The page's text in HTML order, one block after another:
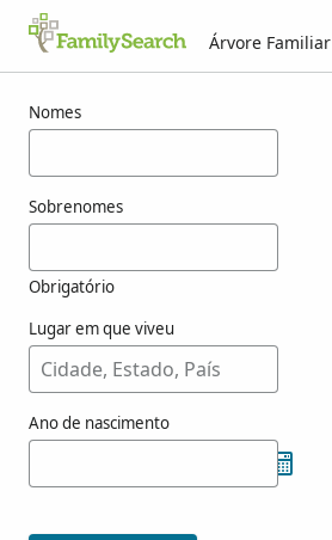
Árvore Familiar
Nomes
Sobrenomes
Obrigatório
Lugar em que viveu
Ano de nascimento